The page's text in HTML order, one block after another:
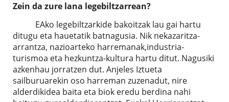
Zein da zure lana legebiltzarrean?
EAko legebiltzarkide bakoitzak lau gai hartu
ditugu eta hauetatik batnagusia. Nik nekazaritza-
arrantza, nazioarteko harremanak,industria-
turismoa eta hezkuntza-kultura hartu ditut. Nagusiki
azkenhau jorratzen dut. Anjeles Iztueta
sailburuarekin oso harreman zuzenadut, nire
alderdikidea baita eta biok eredu berdina nahi